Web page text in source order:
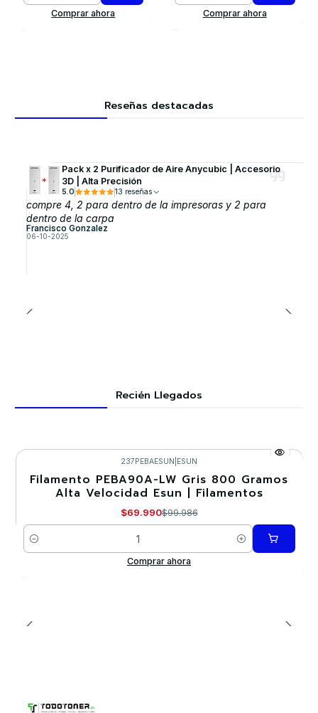
Comprar ahora
Comprar ahora
Reseñas destacadas
Pack x 2 Purificador de Aire Anycubic | Accesorio
3D | Alta Precisión
5.0 13 reseñas
compre 4, 2 para dentro de la impresoras y 2 para
dentro de la carpa
Francisco Gonzalez
06-10-2025
Recién Llegados
-30%
237PEBAESUN ESUN
Filamento PEBA90A-LW Gris 800 Gramos
Alta Velocidad Esun | Filamentos
$69.990$99.986
Cantidad
Comprar ahora